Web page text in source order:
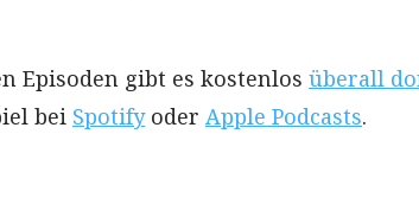
Episoden gibt es kostenlos überall
bei Spotifyoder Apple Podcasts.